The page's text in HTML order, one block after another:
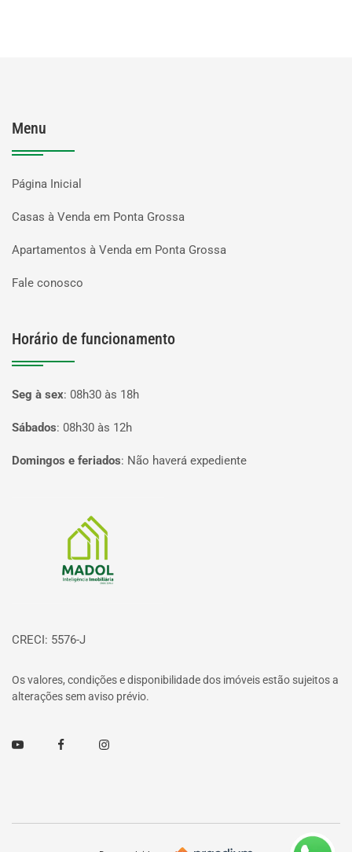
Menu
Página Inicial
Casas à Venda em Ponta Grossa
Apartamentos à Venda em Ponta Grossa
Fale conosco
Horário de funcionamento
Seg à sex: 08h30 às 18h
Sábados: 08h30 às 12h
Domingos e feriados: Não haverá expediente
CRECI: 5576-J
Os valores, condições e disponibilidade dos imóveis estão sujeitos a
alterações sem aviso prévio.
Youtube FacebookInstagram